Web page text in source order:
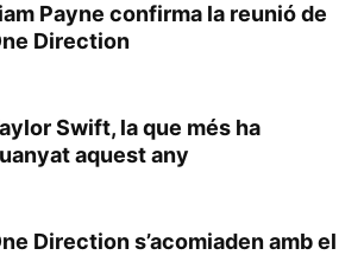
Payne confirma la reunió de
Direction
Swift, la que més ha
aquest any
Direction s’acomiaden amb el